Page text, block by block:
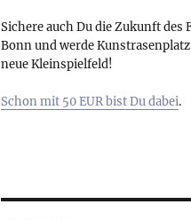
Sichere auch Du die Zukunft des
Bonn und werde
neue Kleinspielfeld!
Schon mit 50 EUR bist Du dabei.